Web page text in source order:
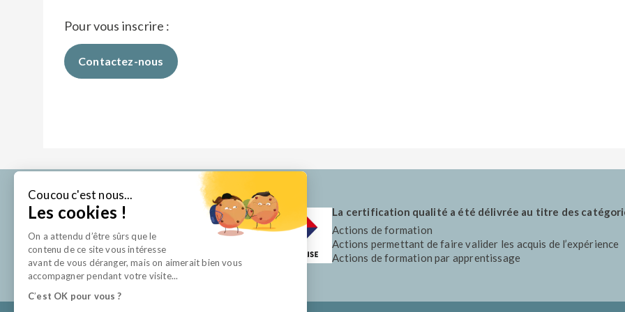
Coucou c'est nous...
Les cookies !
On a attendu d’être sûrs que le
contenu de ce site vous intéresse
avant de vous déranger, mais on aimerait bien vous
accompagner pendant votre visite...
C’est OK pour vous ?
Pour vous inscrire :
Contactez-nous
La certification qualité a été délivrée au titre des
Actions de formation
Actions permettant de faire valider les acquis de l’expérience
Actions de formation par apprentissage